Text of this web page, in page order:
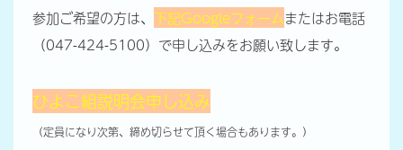
参加ご希望の方は、 下記Googleフォームまたはお電話
（047-424-5100）で申し込みをお願い致します。
ひよこ組説明会申し込み
（定員になり次第、締め切らせて頂く場合もあります。）